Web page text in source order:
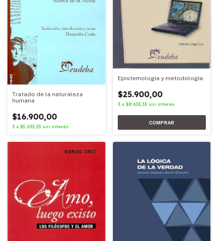
Tratado de la naturaleza
humana
$16.900,00
3 x $5.633,33 sin interés
Epistemología y metodología
$25.900,00
3 x $8.633,33 sin interés